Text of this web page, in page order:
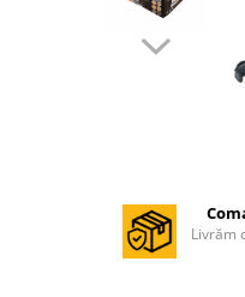
Masini de slefuit si polisat
Polizoare electrice
Ciocane Rotopercutoare
Livrăm